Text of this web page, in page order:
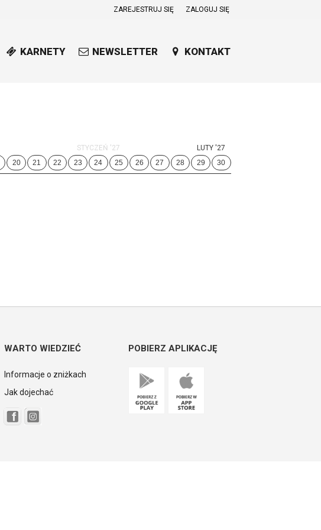
ZAREJESTRUJ SIĘ ZALOGUJ SIĘ
0,00
KARNETY NEWSLETTER KONTAKT
STYCZEŃ '27
LUTY '27
20 21 22 23 24 25 26 27 28 29 30
WARTO WIEDZIEĆ
Informacje o zniżkach
Jak dojechać
POBIERZ APLIKACJĘ